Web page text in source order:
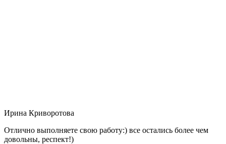
Ирина Криворотова
Отлично выполняете свою работу:) все остались более чем
довольны, респект!)